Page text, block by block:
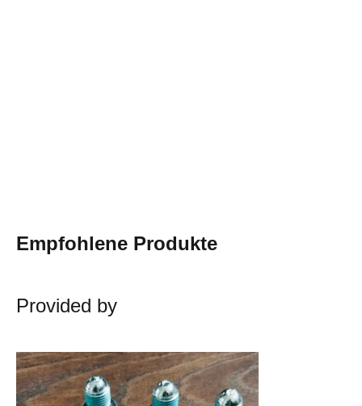
Empfohlene Produkte
Provided by